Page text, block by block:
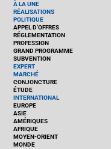
À LA UNE
RÉALISATIONS
POLITIQUE
APPEL D’OFFRES
RÉGLEMENTATION
PROFESSION
GRAND PROGRAMME
SUBVENTION
EXPERT
MARCHÉ
CONJONCTURE
ÉTUDE
INTERNATIONAL
EUROPE
ASIE
AMÉRIQUES
AFRIQUE
MOYEN-ORIENT
MONDE